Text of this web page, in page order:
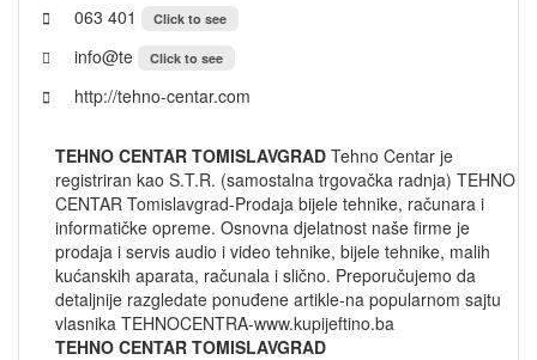
063 401 Click to see
info@te Click to see
http://tehno-centar.com
TEHNO CENTAR TOMISLAVGRAD Tehno Centar je
registriran kao S.T.R. (samostalna trgovačka radnja) TEHNO
CENTAR Tomislavgrad-Prodaja bijele tehnike, računara i
informatičke opreme. Osnovna djelatnost naše firme je
prodaja i servis audio i video tehnike, bijele tehnike, malih
kućanskih aparata, računala i slično. Preporučujemo da
detaljnije razgledate ponuđene artikle-na popularnom sajtu
vlasnika TEHNOCENTRA-www.kupijeftino.ba
TEHNO CENTAR TOMISLAVGRAD